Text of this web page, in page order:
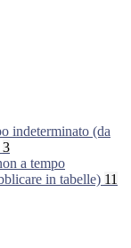
indeterminato (da
3
a tempo
in tabelle) 11